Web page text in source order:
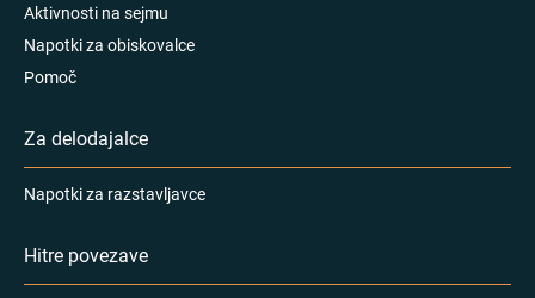
Aktivnosti na sejmu
Napotki za obiskovalce
Pomoč
Za delodajalce
Napotki za razstavljavce
Hitre povezave